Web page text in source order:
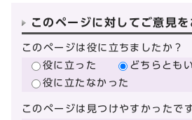
このページに対してご意見
このページは役に立ちましたか？
役に立った
どちらとも
役に立たなかった
このページは見つけやすかったで